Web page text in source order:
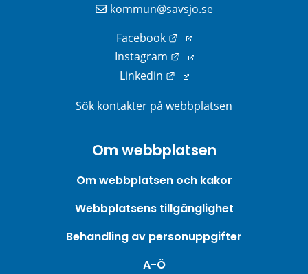
kommun@savsjo.se
Facebook
Länk till annan
Instagram
Länk till annan
Linkedin
Länk till annan webbplats.
Sök kontakter på webbplatsen
Om webbplatsen
Om webbplatsen och kakor
Webbplatsens tillgänglighet
Behandling av personuppgifter
A-Ö